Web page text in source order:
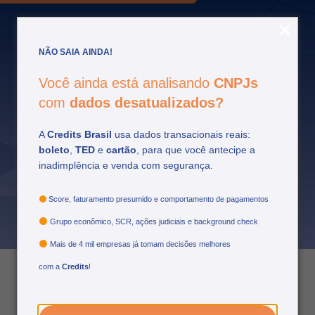
NÃO SAIA AINDA!
Você ainda está analisando CNPJs
com dados desatualizados?
ACredits Brasil usa dados transacionais reais:
boleto TED e cartão , para que você antecipe a
inadimplência e venda com segurança.
Score, faturamento presumido e comportamento de pagamentos
Grupo econômico, SCR, ações judiciais e background check
Mais de 4 mil empresas já tomam decisões melhores
com a Credits!
O preço da fraude: o
sua empresa